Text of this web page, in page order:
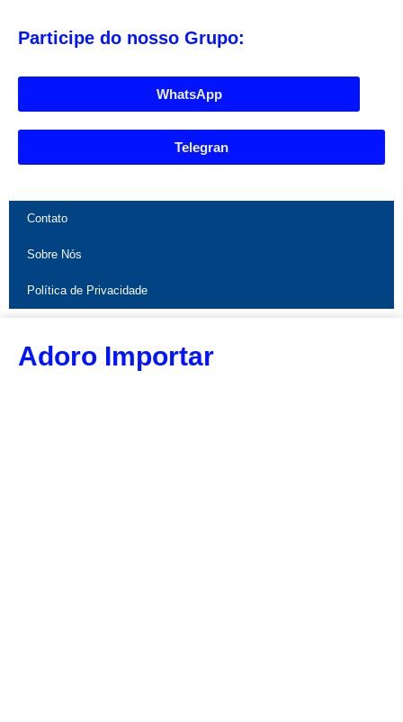
Participe do nosso Grupo:
WhatsApp
Telegran
Contato
Sobre Nós
Política de Privacidade
Adoro Importar